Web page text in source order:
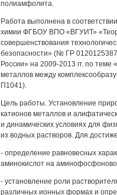
полиамфолита.
Работа выполнена в
химии ФГБОУ ВПО «ВГУИТ»
совершенствования
безопасности» (№ ГР
России» на 2009-2013 гг. по
металлов между
П1041).
Цель работы. Установление
катионов металлов и
и динамических условиях для
из водных растворов. Для
- определение равновесных
аминокислот на
- установление роли
различных ионных формах и